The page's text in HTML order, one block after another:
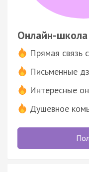
Онлайн-
Прямая связь
Письменные
Интересные
Душевное